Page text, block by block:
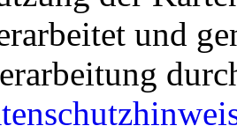
und